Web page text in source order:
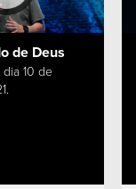
de Deus
10 de